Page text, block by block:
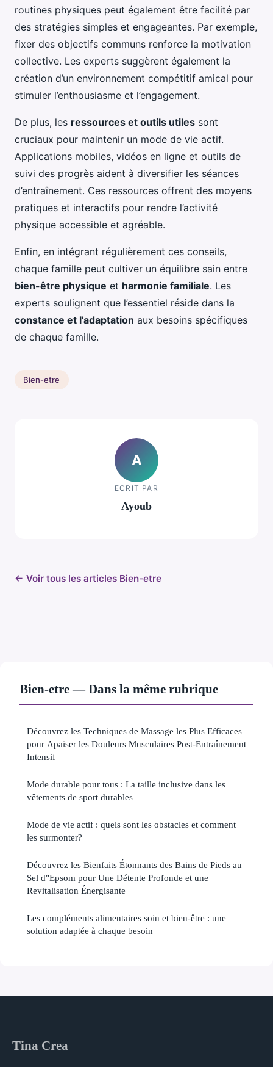
routines physiques peut également être facilité par
des stratégies simples et engageantes. Par exemple,
fixer des objectifs communs renforce la motivation
collective. Les experts suggèrent également la
création d’un environnement compétitif amical pour
stimuler l’enthousiasme et l’engagement.
De plus, les ressources et outils utiles sont
cruciaux pour maintenir un mode de vie actif.
Applications mobiles, vidéos en ligne et outils de
suivi des progrès aident à diversifier les séances
d’entraînement. Ces ressources offrent des moyens
pratiques et interactifs pour rendre l’activité
physique accessible et agréable.
Enfin, en intégrant régulièrement ces conseils,
chaque famille peut cultiver un équilibre sain entre
bien-être physique et harmonie familiale. Les
experts soulignent que l’essentiel réside dans la
constance et l’adaptation aux besoins spécifiques
de chaque famille.
Bien-etre
A
ECRIT PAR
Ayoub
← Voir tous les articles Bien-etre
Bien-etre — Dans la même rubrique
Découvrez les Techniques de Massage les Plus Efficaces
pour Apaiser les Douleurs Musculaires Post-Entraînement
Intensif
Mode durable pour tous : La taille inclusive dans les
vêtements de sport durables
Mode de vie actif : quels sont les obstacles et comment
les surmonter?
Découvrez les Bienfaits Étonnants des Bains de Pieds au
Sel d"Epsom pour Une Détente Profonde et une
Revitalisation Énergisante
Les compléments alimentaires soin et bien-être : une
solution adaptée à chaque besoin
Tina Crea